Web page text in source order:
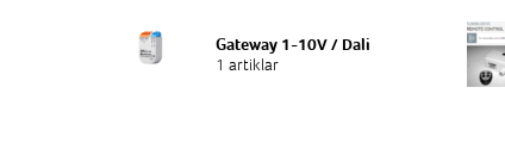
Gateway 1-10V / Dali
1 artiklar